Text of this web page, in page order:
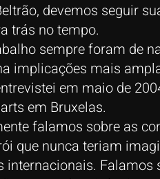
devemos seguir
trás no tempo.
sempre foram de
implicações mais
em maio de
em Bruxelas.
falamos sobre as
que nunca teriam